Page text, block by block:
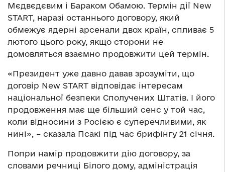
Мєдвєдєвим і Бараком Обамою. Термін дії New
START, наразі останнього договору, який
обмежує ядерні арсенали двох країн, спливає 5
лютого цього року, якщо сторони не
домовляться взаємно продовжити цей термін.
«Президент уже давно давав зрозуміти, що
договір New START відповідає інтересам
національної безпеки Сполучених Штатів. І його
продовження має ще більший сенс у той час,
коли відносини з Росією є суперечливими, як
нині», – сказала Псакі під час брифінгу 21 січня.
Попри намір продовжити дію договору, за
словами речниці Білого дому, адміністрація